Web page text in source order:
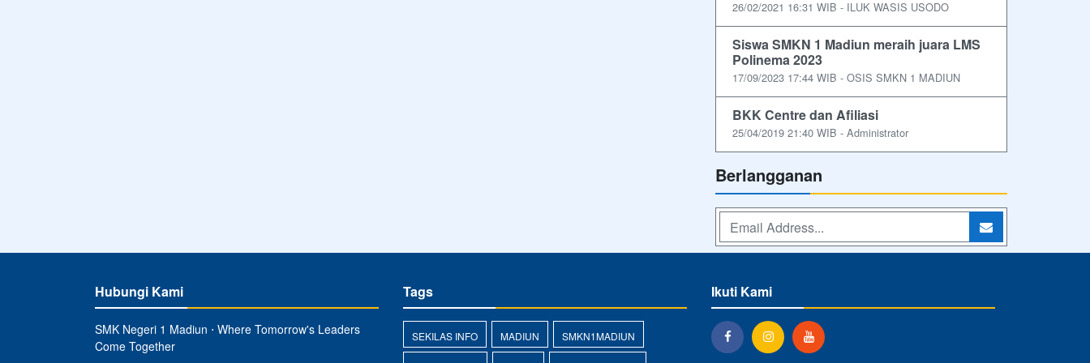
26/02/2021 16:31 WIB - ILUK WASIS USODO
Siswa SMKN 1 Madiun meraih juara LMS
Polinema 2023
17/09/2023 17:44 WIB - OSIS SMKN 1 MADIUN
BKK Centre dan Afiliasi
25/04/2019 21:40 WIB - Administrator
Berlangganan
Hubungi Kami
SMK Negeri 1 Madiun ⋅ Where Tomorrow's Leaders
Come Together
Tags
SEKILAS INFO MADIUN SMKN1MADIUN
Ikuti Kami